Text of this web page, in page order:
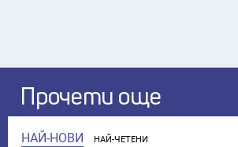
Прочети още
НАЙ-НОВИ НАЙ-ЧЕТЕНИ